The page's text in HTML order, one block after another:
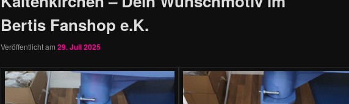
Bertis Fanshop e.K.
Veröffentlicht am 29. Juli 2025